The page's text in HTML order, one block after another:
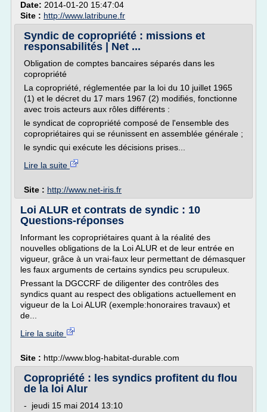
Date: 2014-01-20 15:47:04
Site : http://www.latribune.fr
Syndic de copropriété : missions et
responsabilités | Net ...
Obligation de comptes bancaires séparés dans les
copropriété
La copropriété, réglementée par la loi du 10 juillet 1965
(1) et le décret du 17 mars 1967 (2) modifiés, fonctionne
avec trois acteurs aux rôles différents :
le syndicat de copropriété composé de l'ensemble des
copropriétaires qui se réunissent en assemblée générale ;
le syndic qui exécute les décisions prises...
Lire la suite
Site : http://www.net-iris.fr
Loi ALUR et contrats de syndic : 10
Questions-réponses
Informant les copropriétaires quant à la réalité des
nouvelles obligations de la Loi ALUR et de leur entrée en
vigueur, grâce à un vrai-faux leur permettant de démasquer
les faux arguments de certains syndics peu scrupuleux.
Pressant la DGCCRF de diligenter des contrôles des
syndics quant au respect des obligations actuellement en
vigueur de la Loi ALUR (exemple:honoraires travaux) et
de...
Lire la suite
Site : http://www.blog-habitat-durable.com
Copropriété : les syndics profitent du flou
de la loi Alur
- jeudi 15 mai 2014 13:10